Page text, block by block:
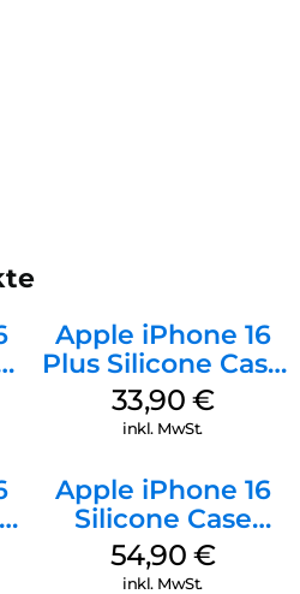
Apple iPhone 16
Plus Silicone Case
MagSafe Lake
Green
33,90 €
inkl. MwSt.
Apple iPhone 16
Silicone Case
MagSafe Black
54,90 €
inkl. MwSt.